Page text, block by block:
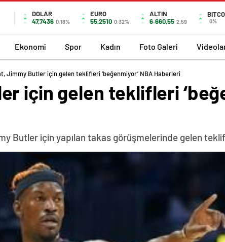
DOLAR
47,7436 0.18%
EURO
55,2510 0.32%
ALTIN
6.660,55 2,59 0%
Ekonomi Spor Kadın Foto Galeri
Jimmy Butler için gelen teklifleri ‘beğenmiyor’ NBA Haberleri
için gelen teklifleri
Butler için yapılan takas görüşmelerinde gelen